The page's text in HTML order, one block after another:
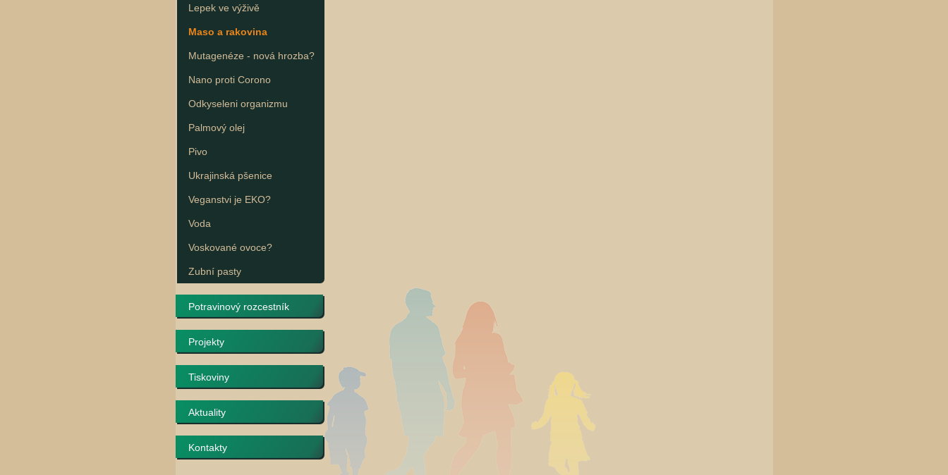
Lepek ve výživě
Maso a rakovina
Mutagenéze - nová hrozba?
Nano proti Corono
Odkyseleni organizmu
Palmový olej
Pivo
Ukrajinská pšenice
Veganstvi je EKO?
Voda
Voskované ovoce?
Zubní pasty
Potravinový rozcestník
Projekty
Tiskoviny
Aktuality
Kontakty